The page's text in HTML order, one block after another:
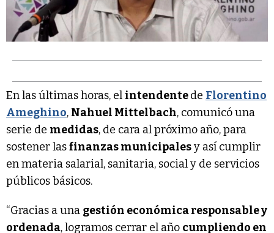
En las últimas horas, el intendentede Florentino
Ameghino, Nahuel Mittelbach, comunicó una
serie de medidas, de cara al próximo año, para
sostener lasfinanzas municipalesy así cumplir
en materia salarial, sanitaria, social y de servicios
públicos básicos.
“Gracias a una gestión económica responsable y
ordenada, logramos cerrar el año cumpliendo en